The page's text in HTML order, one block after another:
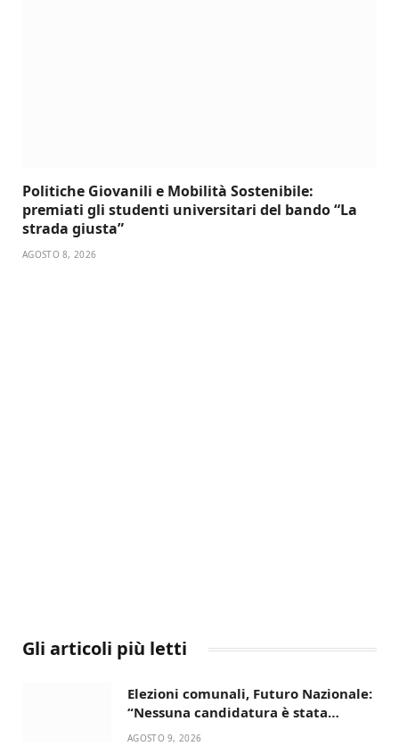
Politiche Giovanili e Mobilità Sostenibile:
premiati gli studenti universitari del bando “La
strada giusta”
AGOSTO 8, 2026
Gli articoli più letti
Elezioni comunali, Futuro Nazionale:
“Nessuna candidatura è stata
ancora decisa”
AGOSTO 9, 2026